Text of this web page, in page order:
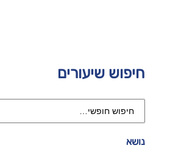
חיפוש שיעורים
נושא